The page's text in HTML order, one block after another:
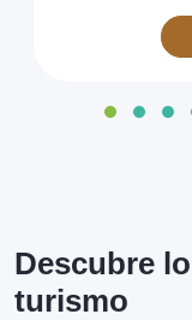
Descubre
turismo